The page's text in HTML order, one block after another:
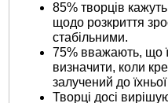
85% творців
щодо розкриття
стабільними.
75% вважають, що
визначити, коли
залучений до
Творці досі